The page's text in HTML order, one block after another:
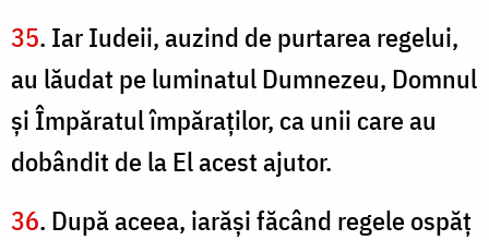
35. Iar Iudeii, auzind de purtarea regelui,
au lăudat pe luminatul Dumnezeu, Domnul
şi Împăratul împăraţilor, ca unii care au
dobândit de la El acest ajutor.
36. După aceea, iarăşi făcând regele ospăţ